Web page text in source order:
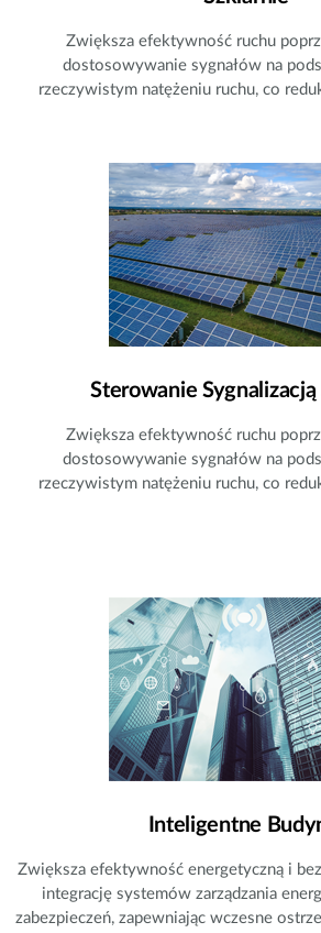
Zwiększa efektywność ruchu
dostosowywanie sygnałów na
rzeczywistym natężeniu ruchu, co
Sterowanie
Zwiększa efektywność ruchu
dostosowywanie sygnałów na
rzeczywistym natężeniu ruchu, co
Inteligentne
Zwiększa efektywność energetyczną i
integrację systemów zarządzania
zabezpieczeń, zapewniając wczesne